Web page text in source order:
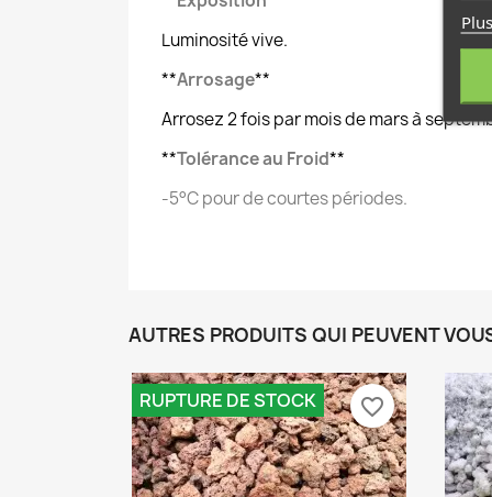
Luminosité vive.
**Arrosage**
Arrosez 2 fois par mois de mars à
**Tolérance au Froid**
-5°C pour de courtes périodes.
AUTRES PRODUITS QUI PEUVENT
RUPTURE DE STOCK favorite_border